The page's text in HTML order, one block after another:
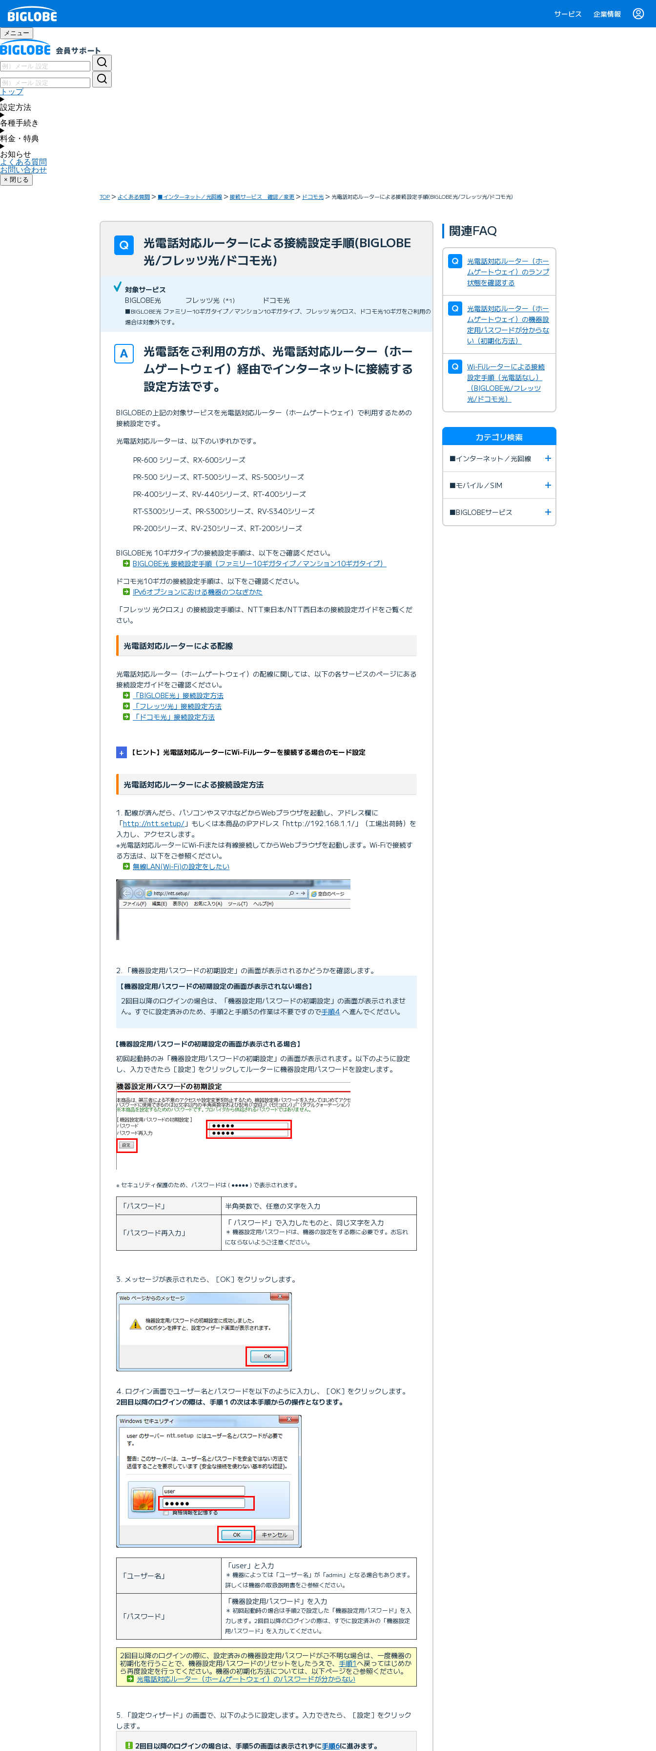
サービス 企業情報
メニュー
トップ
設定方法
各種手続き
料金・特典
お知らせ
よくある質問
お問い合わせ
× 閉じる
TOP よくある質問 ■インターネット／光回線 接続サービス 確認／変更 ドコモ光 光電話対応ルーターによる接続設定手順(BIGLOBE光/フレッツ光/ドコモ光)
光電話対応ルーターによる接続設定手順(BIGLOBE
光/フレッツ光/ドコモ光)
対象サービス
BIGLOBE光
フレッツ光 （*1） ドコモ光
■BIGLOBE光 ファミリー10ギガタイプ／マンション10ギガタイプ、フレッツ 光クロス、ドコモ光10ギガをご利用の
場合は対象外です。
光電話をご利用の方が、光電話対応ルーター（ホー
ムゲートウェイ）経由でインターネットに接続する
設定方法です。
BIGLOBEの上記の対象サービスを光電話対応ルーター（ホームゲートウェイ）で利用するための
接続設定です。
光電話対応ルーターは、以下のいずれかです。
PR-600 シリーズ、RX-600シリーズ
PR-500 シリーズ、RT-500シリーズ、RS-500シリーズ
PR-400シリーズ、RV-440シリーズ、RT-400シリーズ
RT-S300シリーズ、PR-S300シリーズ、RV-S340シリーズ
PR-200シリーズ、RV-230シリーズ、RT-200シリーズ
BIGLOBE光 10ギガタイプの接続設定手順は、以下をご確認ください。
BIGLOBE光 接続設定手順（ファミリー10ギガタイプ／マンション10ギガタイプ）
ドコモ光10ギガの接続設定手順は、以下をご確認ください。
IPv6オプションにおける機器のつなぎかた
「フレッツ 光クロス」の接続設定手順は、NTT東日本/NTT西日本の接続設定ガイドをご覧くだ
さい。
光電話対応ルーターによる配線
光電話対応ルーター（ホームゲートウェイ）の配線に関しては、以下の各サービスのページにある
接続設定ガイドをご確認ください。
「BIGLOBE光」接続設定方法
「フレッツ光」接続設定方法
「ドコモ光」接続設定方法
【ヒント】光電話対応ルーターにWi-Fiルーターを接続する場合のモード設定
※
「接続機器（無線LAN付き）」 機器別のマニュアル
※
光電話対応ルーターによる接続設定方法
配線が済んだら、パソコンやスマホなどからWebブラウザを起動し、アドレス欄に
「http://ntt.setup/ 」もしくは本商品のIPアドレス「http://192.168.1.1/」（工場出荷時）を
入力し、アクセスします。
※光電話対応ルーターにWi-Fiまたは有線接続してからWebブラウザを起動します。Wi-Fiで接続す
る方法は、以下をご参照ください。
無線LAN(Wi-Fi)の設定をしたい
「機器設定用パスワードの初期設定」の画面が表示されるかどうかを確認します。
【機器設定用パスワードの初期設定の画面が表示されない場合】
2回目以降のログインの場合は、「機器設定用パスワードの初期設定」の画面が表示されませ
ん。すでに設定済みのため、手順2と手順3の作業は不要ですので手順4 へ進んでください。
【機器設定用パスワードの初期設定の画面が表示される場合】
初回起動時のみ「機器設定用パスワードの初期設定」の画面が表示されます。以下のように設定
し、入力できたら［設定］をクリックしてルーターに機器設定用パスワードを設定します。
※ セキュリティ保護のため、パスワードは ( ●●●●● ) で表示されます。
「パスワード」 半角英数で、任意の文字を入力
「パスワード再入力」
「 パスワード」で入力したものと、同じ文字を入力
＊ 機器設定用パスワードは、機器の設定をする際に必要です。お忘れ
にならないようご注意ください。
メッセージが表示されたら、［OK］をクリックします。
ログイン画面でユーザー名とパスワードを以下のように入力し、［OK］をクリックします。
2回目以降のログインの際は、手順１の次は本手順からの操作となります。
「ユーザー名」
「user」と入力
＊ 機器によっては「ユーザー名」が「admin」となる場合もあります。
詳しくは機器の取扱説明書をご参照ください。
「パスワード」
「機器設定用パスワード」を入力
＊ 初回起動時の場合は手順2で設定した「機器設定用パスワード」を入
力します。2回目以降のログインの際は、すでに設定済みの「機器設定
用パスワード」を入力してください。
2回目以降のログインの際に、設定済みの機器設定用パスワードがご不明な場合は、一度機器の
初期化を行うことで、機器設定用パスワードのリセットをしたうえで、 手順1へ戻ってはじめか
ら再度設定を行ってください。機器の初期化方法については、以下ページをご参照ください。
光電話対応ルーター（ホームゲートウェイ）のパスワードが分からない
「設定ウィザード」の画面で、以下のように設定します。入力できたら、［設定］をクリック
します。
2回目以降のログインの場合は、手順5の画面は表示されずに手順6に進みます。
関連FAQ
光電話対応ルーター（ホー
ムゲートウェイ）のランプ
状態を確認する
光電話対応ルーター（ホー
ムゲートウェイ）の機器設
定用パスワードが分からな
い（初期化方法）
Wi-Fiルーターによる接続
設定手順（光電話なし）
（BIGLOBE光/フレッツ
光/ドコモ光）
カテゴリ検索
■インターネット／光回線
■モバイル／SIM
■BIGLOBEサービス